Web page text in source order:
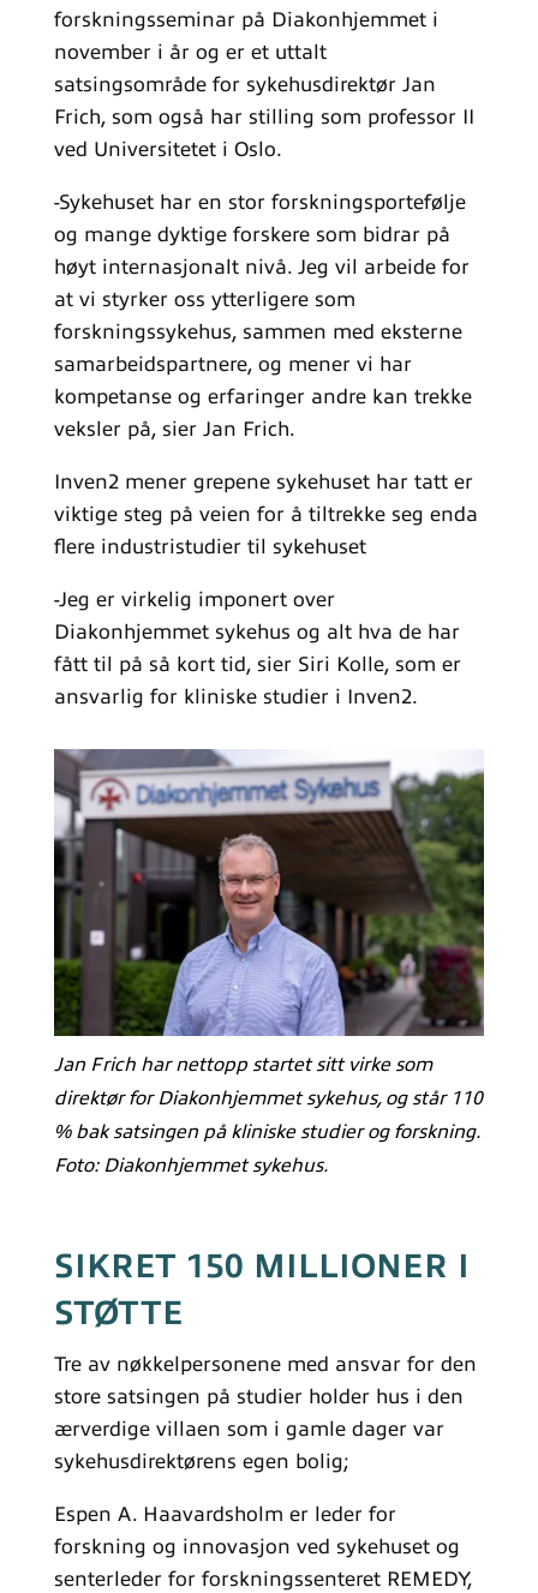
forskningsseminar på Diakonhjemmet i
november i år og er et uttalt
satsingsområde for sykehusdirektør Jan
Frich, som også har stilling som professor II
ved Universitetet i Oslo.
-Sykehuset har en stor forskningsportefølje
og mange dyktige forskere som bidrar på
høyt internasjonalt nivå. Jeg vil arbeide for
at vi styrker oss ytterligere som
forskningssykehus, sammen med eksterne
samarbeidspartnere, og mener vi har
kompetanse og erfaringer andre kan trekke
veksler på, sier Jan Frich.
Inven2 mener grepene sykehuset har tatt er
viktige steg på veien for å tiltrekke seg enda
flere industristudier til sykehuset
-Jeg er virkelig imponert over
Diakonhjemmet sykehus og alt hva de har
fått til på så kort tid, sier Siri Kolle, som er
ansvarlig for kliniske studier i Inven2.
Jan Frich har nettopp startet sitt virke som
direktør for Diakonhjemmet sykehus, og står 110
% bak satsingen på kliniske studier og forskning.
Foto: Diakonhjemmet sykehus.
SIKRET 150 MILLIONER I
STØTTE
Tre av nøkkelpersonene med ansvar for den
store satsingen på studier holder hus i den
ærverdige villaen som i gamle dager var
sykehusdirektørens egen bolig;
Espen A. Haavardsholm er leder for
forskning og innovasjon ved sykehuset og
senterleder for forskningssenteret REMEDY,